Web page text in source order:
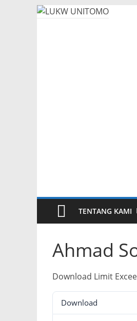
TENTANG KAMI
Ahmad
Download Limit
Download